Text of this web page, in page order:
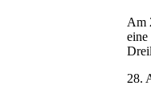
Am
eine
28.